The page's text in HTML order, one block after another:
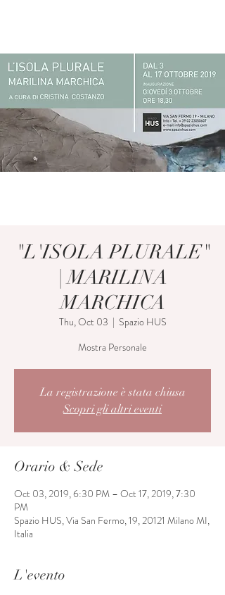
"L'ISOLA PLURALE"
| MARILINA
MARCHICA
Thu, Oct 03
  |
Spazio HUS
Mostra Personale
La registrazione è stata chiusa
Scopri gli altri eventi
Orario & Sede
Oct 03, 2019, 6:30 PM – Oct 17, 2019, 7:30
PM
Spazio HUS, Via San Fermo, 19, 20121 Milano MI,
Italia
L'evento